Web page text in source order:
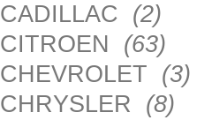
CADILLAC (2)
CITROEN (63)
CHEVROLET (3)
CHRYSLER (8)